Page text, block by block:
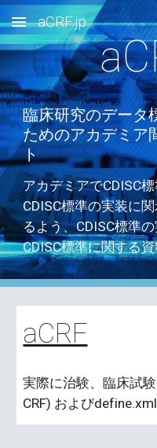
Skip to main content
aCRF.jp
臨床研究のデータ
ためのアカデミア
ト
アカデミアでCDISC
CDISC標準の実装に
るよう、CDISC標準
CDISC標準に関する
aCRF
実際に治験、臨床試
CRF) および